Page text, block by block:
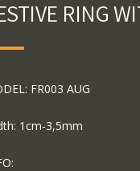
RING
FR003 AUG
1cm-3,5mm